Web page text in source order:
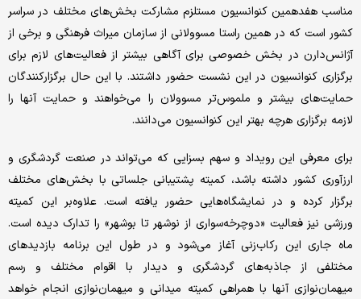
مناسب هفدهمین کنوانسیون مستلزم مشارکت بخش‌های مختلف در سراسر
کشور است که در همین راستا مسوولانی از سازمان میراث فرهنگی و برخی از
آژانس‌دارن در بخش خصوصی برای آگاهی بیشتر از فعالیت‌های لازم برای
برگزاری کنوانسیون در این نشست حضور داشتند. با این حال برگزارکنندگان
حمایت‌های بیشتر و ملموس‌تر مسوولان را می‌خواهند و حمایت آنها را
لازمه برگزاری هرچه بهتر این کنوانسیون می‌دانند.
برای معرفی این رویداد و سهم بسزایی که می‌تواند در صنعت گردشگری و
ارزآوری کشور داشته باشد، کمیته پشتیبانی جلساتی با بخش‌های مختلف
برگزار کرده و در نمایشگاه‌هایی حضور یافته‌ است. علاوه‌بر این کمیته
ورزشی نیز فعالیت «دوچرخه‌سواری از نوشهر تا بوشهر» را تدارک دیده است.
ماه جاری این رکاب‌زنی آغاز می‌شود و در طول این برنامه بازدیدهای
مختلفی از جاذبه‌های گردشگری و دیدار با اقوام مختلف و رسم
میهمان‌نوازی آنها با همراهی کمیته میدانی و میهمان‌نوازی انجام خواهد